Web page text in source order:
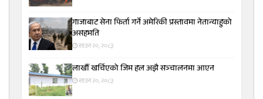
गाजाबाट सेना फिर्ता गर्ने अमेरिकी प्रस्तावमा नेतान्याहुको
असहमति
साउन २०, २०८३
लाखौँ खर्चिएको जिम हल अझै सञ्चालनमा आएन
साउन २०, २०८३